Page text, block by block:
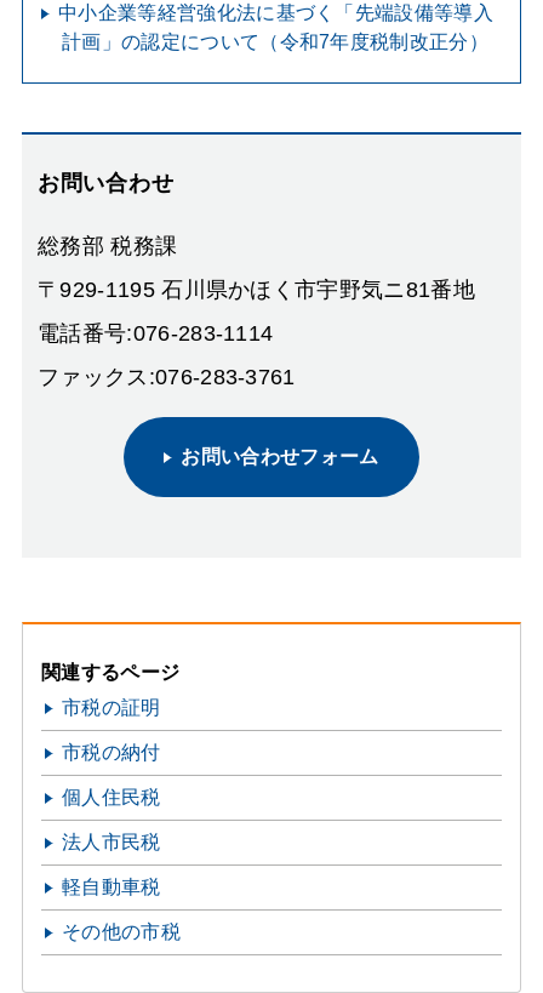
中小企業等経営強化法に基づく「先端設備等導入
計画」の認定について（令和7年度税制改正分）
お問い合わせ
総務部 税務課
〒929-1195 石川県かほく市宇野気ニ81番地
電話番号:076-283-1114
ファックス:076-283-3761
お問い合わせフォーム
関連するページ
市税の証明
市税の納付
個人住民税
法人市民税
軽自動車税
その他の市税